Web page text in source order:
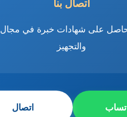
الأبواب، والنوافذ، بالإضافة
مدروسة لتقديم خدمات فعالة
كل مجال. كما تستخدم هذه
وتُعد الصيانة العامة المنتظمة
الأعمال داخل المبنى.
حيث يمكن للعميل اختيار
اتصال بنا
على شهادات خبرة في مجال
والتجهيز
اتصال